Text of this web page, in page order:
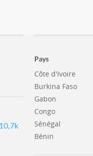
Pays
Côte d'Ivoire
Burkina Faso
Gabon
Congo
Sénégal
Bénin